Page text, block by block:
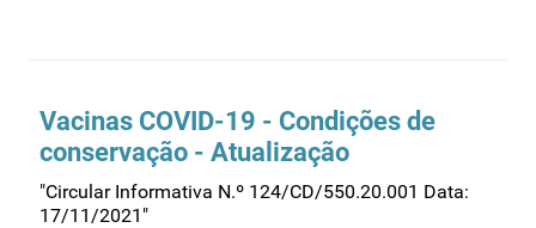
Vacinas COVID-19 - Condições de
conservação - Atualização
"Circular Informativa N.º 124/CD/550.20.001 Data:
17/11/2021"